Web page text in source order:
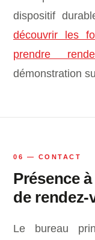
dispositif
découvrir les
prendre
démonstration
06 — CONTACT
Présence
de rendez-
Le bureau